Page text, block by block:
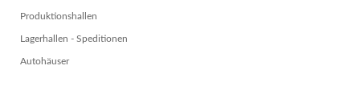
Produktionshallen
Lagerhallen - Speditionen
Autohäuser